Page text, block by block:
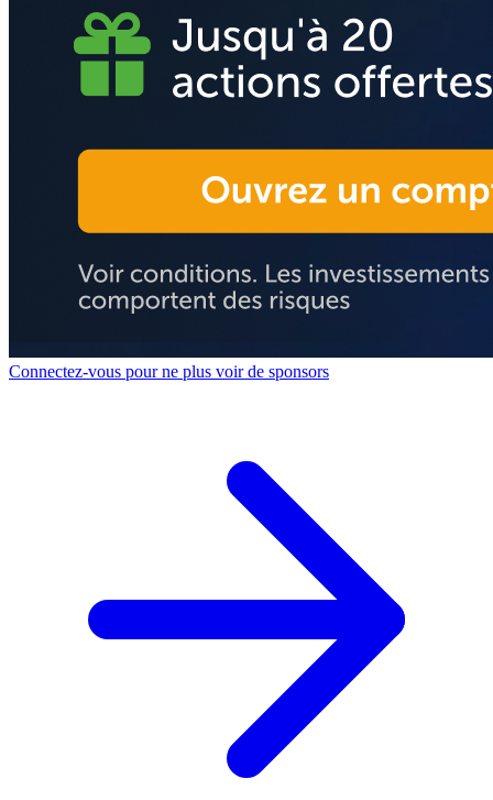
Connectez-vous pour ne plus voir de sponsors